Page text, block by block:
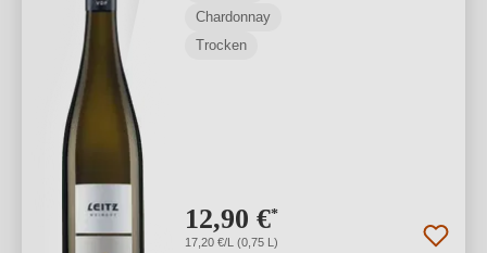
Chardonnay
Trocken
12,90 €*
17,20 €/L (0,75 L)